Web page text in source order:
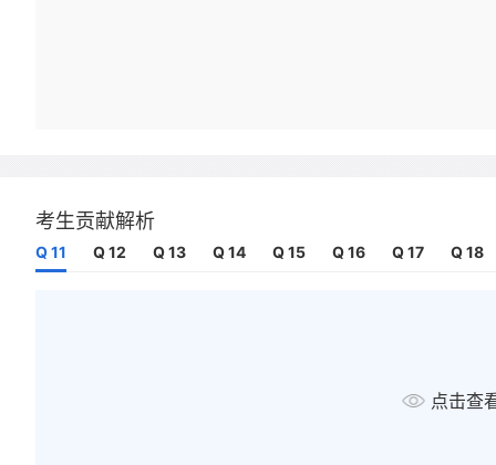
考生贡献解析
Q 11 Q 12 Q 13 Q 14 Q 15 Q 16 Q 17 Q 18
点击查